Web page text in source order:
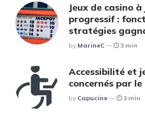
Jeux de casino
progressif :
stratégies
Posted
By MarineC 3 min
Accessibilité et
concernés par
Posted
By Capucine 3 min